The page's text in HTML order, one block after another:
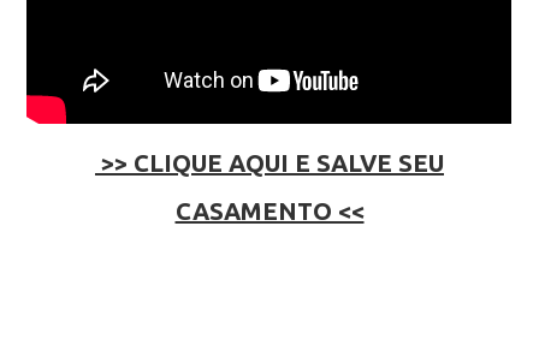
>> CLIQUE AQUI E SALVE SEU
CASAMENTO <<